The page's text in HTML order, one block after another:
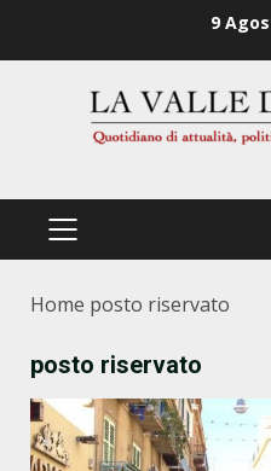
9
PRIMÄRES
Home posto riservato
posto riservato